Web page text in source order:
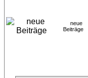
neue
Beiträge